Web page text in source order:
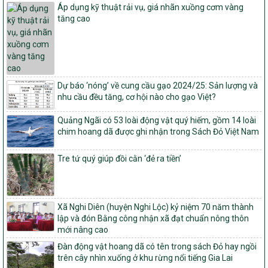
số: 19/2026/QĐ-TTg
Quy định điều kiện, trình tự, thủ tục, hồ sơ xét, công nhận, công bố
và thu hồi quyết định công nhận xã đạt chuẩn nông thôn mới, xã
đạt nông thôn mới hiện đại và tỉnh, thành phố hoàn thành nhiệm
vụ xây dựng nông thôn mới giai đoạn 2026 – 2030
Quyết định số 16/2026/QĐ-TTg
Quy định nguyên tắc, tiêu chí, định mức phân bổ ngân sách trung
ương và tỉ lệ vốn đối ứng ngân sách của địa phương thực hiện
Chương trình mục tiêu quốc gia xây dựng nông thôn mới, giảm
nghèo bền vững và phát triển kinh tế – xã hội vùng đồng bào dân
tộc thiểu số và miền núi giai đoạn 2026 – 2030
1451/QĐ-UBND
Phê duyệt danh sách các xã thuộc nhóm 1, nhóm 2, nhóm 3
trong xây dựng nông thôn mới giai đoạn 2026-2030 trên địa bàn
tỉnh Nghệ An
103/PTNT-NTM
Về việc đăng ký thực hiện Dự án liên kết theo chuỗi giá trị thuộc
Dự án 2 – Chương trình Mục tiêu quốc gia Giảm nghèo bền vững
giai đoạn 2021-2025 được kéo dài sang năm 2026
827/QĐ-BNNMT
Quyết định Ban hành Kế hoạch triển khai thực hiện Chương trình
Áp dụng kỹ thuật rải vụ, giá nhãn xuồng cơm vàng
tăng cao
Dự báo ‘nóng’ về cung cầu gạo 2024/25: Sản lượng và
nhu cầu đều tăng, cơ hội nào cho gạo Việt?
Quảng Ngãi có 53 loài động vật quý hiếm, gồm 14 loài
chim hoang dã được ghi nhận trong Sách Đỏ Việt Nam
Tre tứ quý giúp đồi cằn ‘đẻ ra tiền’
Xã Nghi Diên (huyện Nghi Lộc) kỷ niệm 70 năm thành
lập và đón Bằng công nhận xã đạt chuẩn nông thôn
mới nâng cao
Đàn động vật hoang dã có tên trong sách Đỏ hay ngồi
trên cây nhìn xuống ở khu rừng nổi tiếng Gia Lai